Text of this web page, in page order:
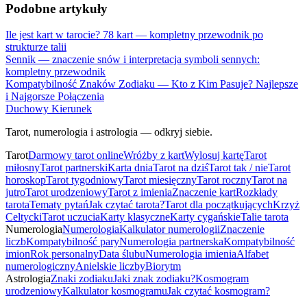
Podobne artykuły
Ile jest kart w tarocie? 78 kart — kompletny przewodnik po
strukturze talii
Sennik — znaczenie snów i interpretacja symboli sennych:
kompletny przewodnik
Kompatybilność Znaków Zodiaku — Kto z Kim Pasuje? Najlepsze
i Najgorsze Połączenia
Duchowy Kierunek
Tarot, numerologia i astrologia — odkryj siebie.
TarotDarmowy tarot onlineWróżby z kartWylosuj kartęTarot
miłosnyTarot partnerskiKarta dniaTarot na dziśTarot tak / nieTarot
horoskopTarot tygodniowyTarot miesięcznyTarot rocznyTarot na
jutroTarot urodzeniowyTarot z imieniaZnaczenie kartRozkłady
tarotaTematy pytańJak czytać tarota?Tarot dla początkującychKrzyż
CeltyckiTarot uczuciaKarty klasyczneKarty cygańskieTalie tarota
NumerologiaNumerologiaKalkulator numerologiiZnaczenie
liczbKompatybilność paryNumerologia partnerskaKompatybilność
imionRok personalnyData ślubuNumerologia imieniaAlfabet
numerologicznyAnielskie liczbyBiorytm
AstrologiaZnaki zodiakuJaki znak zodiaku?Kosmogram
urodzeniowyKalkulator kosmogramuJak czytać kosmogram?